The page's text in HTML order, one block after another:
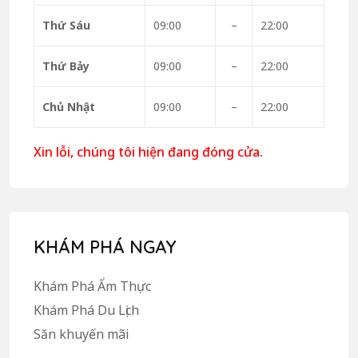
Thứ Sáu 09:00 – 22:00
Thứ Bảy 09:00 – 22:00
Chủ Nhật 09:00 – 22:00
Xin lỗi, chúng tôi hiện đang đóng cửa.
KHÁM PHÁ NGAY
Khám Phá Ẩm Thực
Khám Phá Du Lịch
Săn khuyến mãi